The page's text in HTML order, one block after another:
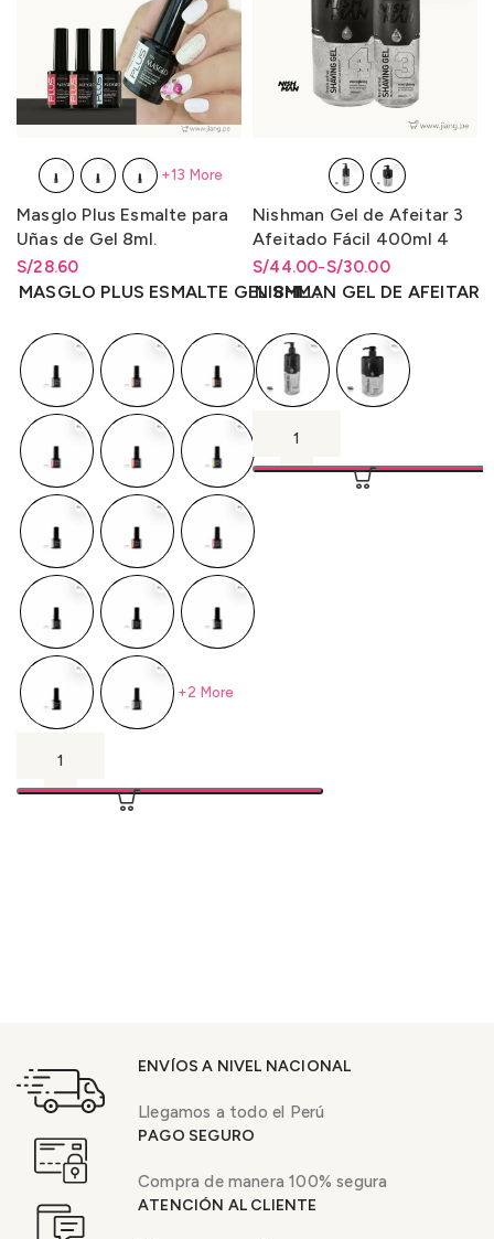
Masglo Plus Esmalte para
Uñas de Gel 8ml.
S/28.60
Rango de precios: desde
S/28.60 hastaS/ 28.60
MASGLO PLUS ESMALTE GEL 8ML.
+2 More
+13 More
Nishman Gel de Afeitar 3
Afeitado Fácil 400ml 4
Afeitado Fácil x1L.
S/30.00
-
S/44.00
Rango de precios: desde
S/30.00 hasta S/44.00
Rango de precios: desde
S/30.00hastaS/44.00
NISHMAN GEL DE AFEITAR
ENVÍOS A NIVEL NACIONAL
Llegamos a todo el Perú
PAGO SEGURO
Compra de manera 100% segura
ATENCIÓN AL CLIENTE